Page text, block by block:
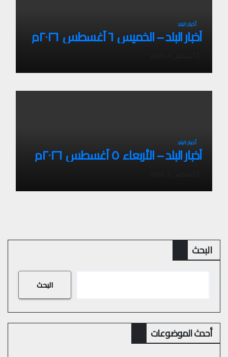
أخبار البلد
أخبار البلد – الخميس ٦ أغسطس ٢٠٢٦م
أخبار البلد
أخبار البلد – الأربعاء ٥ أغسطس ٢٠٢٦م
البحث
البحث
أحدث الموضوعات